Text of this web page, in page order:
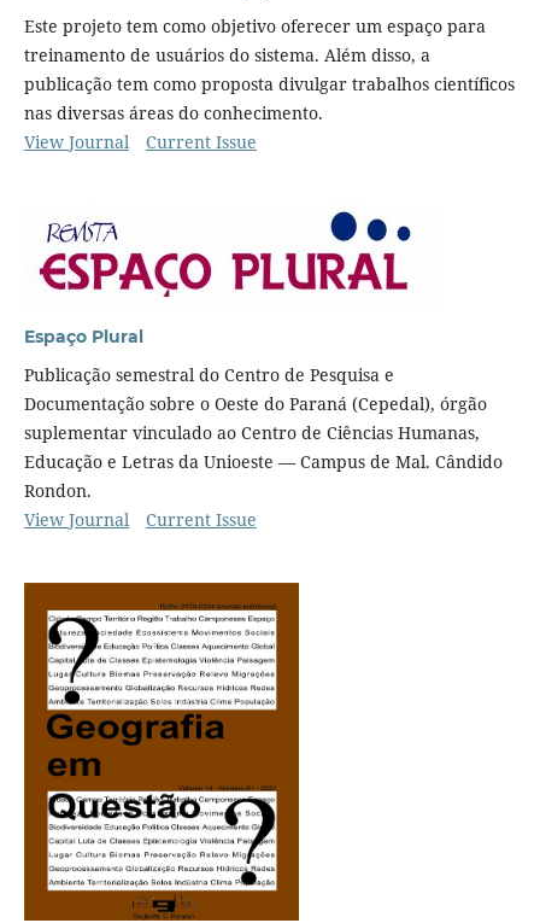
Este projeto tem como objetivo oferecer um espaço para
treinamento de usuários do sistema. Além disso, a
publicação tem como proposta divulgar trabalhos científicos
nas diversas áreas do conhecimento.
View Journal
Current Issue
Espaço Plural
Publicação semestral do Centro de Pesquisa e
Documentação sobre o Oeste do Paraná (Cepedal), órgão
suplementar vinculado ao Centro de Ciências Humanas,
Educação e Letras da Unioeste — Campus de Mal. Cândido
Rondon.
View Journal
Current Issue